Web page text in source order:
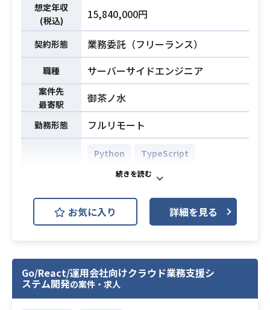
ンの設計・実装経験（堅牢性・セキ
ュリティ・非機能要件を考慮し、本
番運用・改善まで関与した経験）
・複雑なドメイン領域におけるデー
タ構造設計やコード再構築の経験
・AI駆動開発経験（業務内外を問わ
ず）
業務内容
下記の業務を担っていただく想定で
す。
・セキュリティ方針の策定、推進
（ポリシー策定、ロードマップ作
成、セキュリティチェックシート対
応）
・プロダクトセキュリティの設計、
実装支援（脅威モデリング、AIプロ
ダクト固有のセキュリティ対策、認
証/認可設計レビュー）
・脆弱性管理、DevSecOpsの推進
（脆弱性診断、CI/CDへのセキュリテ
ィスキャン組み込み、依存ライブラ
リ管理）
計、再発防止策）
・セキュリティ知識のイネーブリン
グ（セキュアコーディング啓蒙、社
想定年収
(税込)
15,840,000円
契約形態 業務委託（フリーランス）
職種 サーバーサイドエンジニア
案件先
最寄駅
御茶ノ水
勤務形態 フルリモート
Python
TypeScript
React.js
PostgreSQL
AWS (Amazon Web Services)
Terraform
Next.js
援プロダクトにおいて、技術選定、
システム全体の構造設計、
プログラム実装、そして開発チーム
お気に入り 詳細を見る
Go/React/運用会社向けクラウド業務支援シ
ステム開発の案件・求人